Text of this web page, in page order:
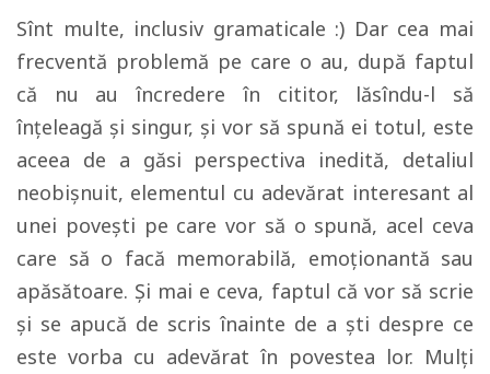
Sînt multe, inclusiv gramaticale :) Dar cea mai
frecventă problemă pe care o au, după faptul
că nu au încredere în cititor, lăsîndu-l să
înţeleagă şi singur, şi vor să spună ei totul, este
aceea de a găsi perspectiva inedită, detaliul
neobişnuit, elementul cu adevărat interesant al
unei poveşti pe care vor să o spună, acel ceva
care să o facă memorabilă, emoţionantă sau
apăsătoare. Şi mai e ceva, faptul că vor să scrie
şi se apucă de scris înainte de a şti despre ce
este vorba cu adevărat în povestea lor. Mulţi